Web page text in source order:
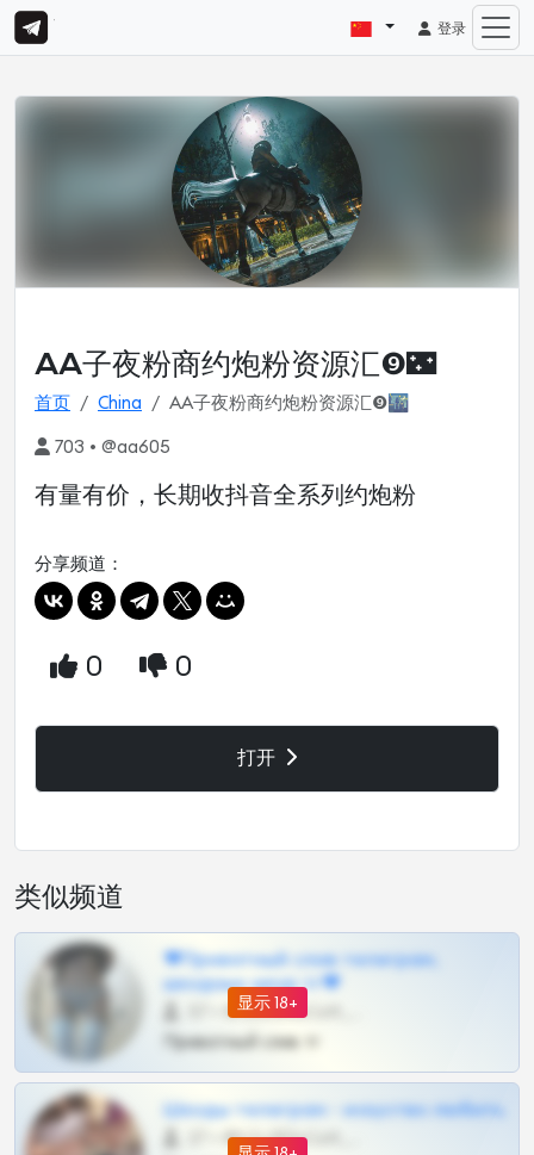
登录
AA子夜粉商约炮粉资源汇❾🌃
首页 China AA子夜粉商约炮粉资源汇❾🌃
703 • @aa605
有量有价，长期收抖音全系列约炮粉
分享频道：
0 0
打开
类似频道
显示 18+
❤Приватный слив телеграм,
шкодных шкур тг❤
Приватный слив тг
Шкоды телеграм - искуство любить